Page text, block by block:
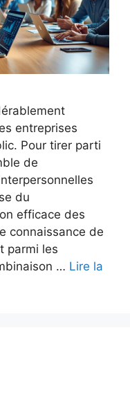
entreprises
Pour tirer parti
de
du
efficace des
connaissance de
parmi les
… Lire la